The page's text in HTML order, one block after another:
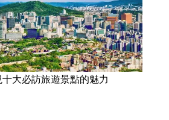
大必訪旅遊景點的魅力